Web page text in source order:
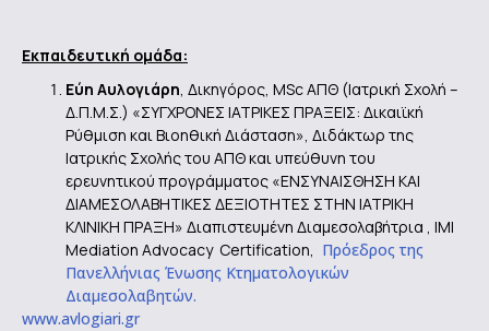
Εκπαιδευτική ομάδα:
Εύη Αυλογιάρη, Δικηγόρος, MSc ΑΠΘ (Ιατρική Σχολή –
Δ.Π.Μ.Σ.) «ΣΥΓΧΡΟΝΕΣ ΙΑΤΡΙΚΕΣ ΠΡΑΞΕΙΣ: Δικαιϊκή
Ρύθμιση και Βιοηθική Διάσταση», Διδάκτωρ της
Ιατρικής Σχολής του ΑΠΘ και υπεύθυνη του
ερευνητικού προγράμματος «ΕΝΣΥΝΑΙΣΘΗΣΗ ΚΑΙ
ΔΙΑΜΕΣΟΛΑΒΗΤΙΚΕΣ ΔΕΞΙΟΤΗΤΕΣ ΣΤΗΝ ΙΑΤΡΙΚΗ
ΚΛΙΝΙΚΗ ΠΡΑΞΗ» Διαπιστευμένη Διαμεσολαβήτρια , IMI
Mediation Advocacy Certification, Πρόεδρος της
Πανελλήνιας Ένωσης Κτηματολογικών
Διαμεσολαβητών.
www.avlogiari.gr